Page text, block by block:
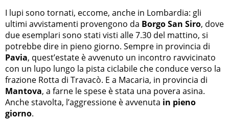
I lupi sono tornati, eccome, anche in Lombardia: gli
ultimi avvistamenti provengono da Borgo San Siro, dove
due esemplari sono stati visti alle 7.30 del mattino, si
potrebbe dire in pieno giorno. Sempre in provincia di
Pavia, quest’estate è avvenuto un incontro ravvicinato
con un lupo lungo la pista ciclabile che conduce verso la
frazione Rotta di Travacò. E a Macaria, in provincia di
Mantova, a farne le spese è stata una povera asina.
Anche stavolta, l’aggressione è avvenuta in pieno
giorno.